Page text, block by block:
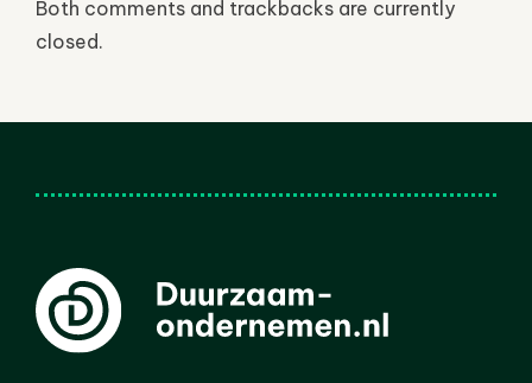
Both comments and trackbacks are currently
closed.